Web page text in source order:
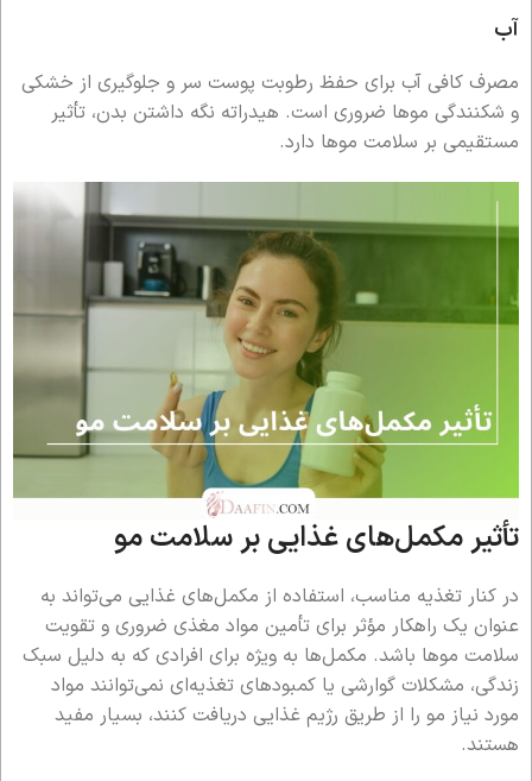
آب
مصرف کافی آب برای حفظ رطوبت پوست سر و جلوگیری از خشکی
و شکنندگی موها ضروری است. هیدراته نگه داشتن بدن، تأثیر
مستقیمی بر سلامت موها دارد.
تأثیر مکمل‌های غذایی بر سلامت مو
در کنار تغذیه مناسب، استفاده از مکمل‌های غذایی می‌تواند به
عنوان یک راهکار مؤثر برای تأمین مواد مغذی ضروری و تقویت
سلامت موها باشد. مکمل‌ها به ویژه برای افرادی که به دلیل سبک
زندگی، مشکلات گوارشی یا کمبودهای تغذیه‌ای نمی‌توانند مواد
مورد نیاز مو را از طریق رژیم غذایی دریافت کنند، بسیار مفید
هستند.